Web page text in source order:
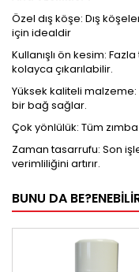
Özel dış köşe: Dış
için idealdir
Kullanışlı ön kesim:
kolayca çıkarılabilir.
Yüksek kaliteli malzeme:
bir bağ sağlar.
Çok yönlülük: Tüm
Zaman tasarrufu: Son
verimliliğini artırır.
BUNU DA